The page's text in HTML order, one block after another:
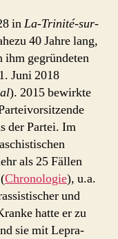
inLa-Trinité-sur-
40 Jahre lang,
ihm gegründeten
Juni 2018
). 2015 bewirkte
der Partei. Im
als 25 Fällen
Chronologie), u.a.
und
hatte er zu
sie mit Lepra-